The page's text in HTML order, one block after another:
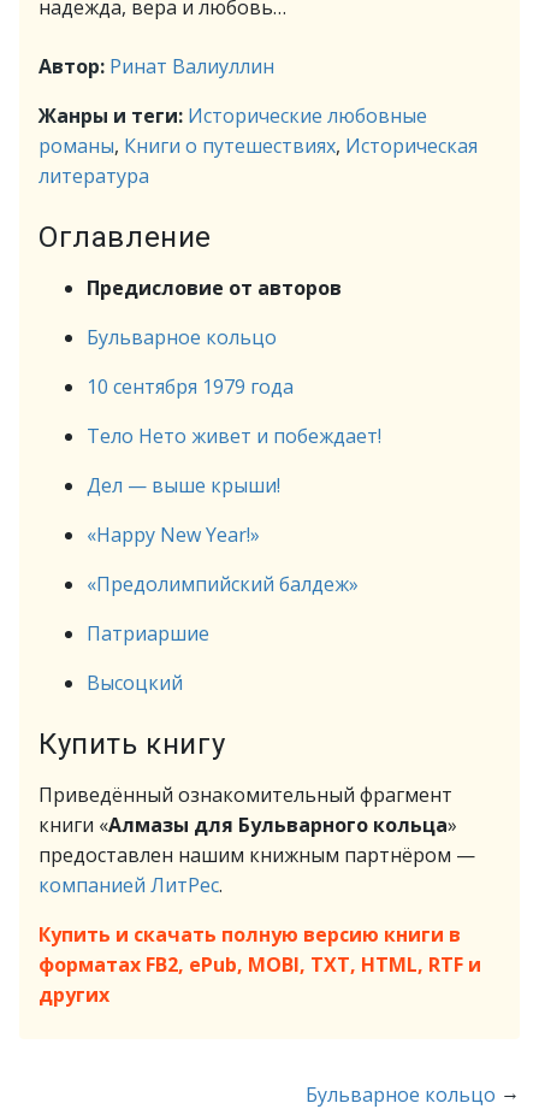
надежда, вера и любовь…
Автор: Ринат Валиуллин
Жанры и теги: Исторические любовные
романы, Книги о путешествиях, Историческая
литература
Оглавление
Предисловие от авторов
Бульварное кольцо
10 сентября 1979 года
Тело Нето живет и побеждает!
Дел — выше крыши!
«Happy New Year!»
«Предолимпийский балдеж»
Патриаршие
Высоцкий
Купить книгу
Приведённый ознакомительный фрагмент
книги «Алмазы для Бульварного кольца»
предоставлен нашим книжным партнёром —
компанией ЛитРес.
Купить и скачать полную версию книги в
форматах FB2, ePub, MOBI, TXT, HTML, RTF и
других
Бульварное кольцо →